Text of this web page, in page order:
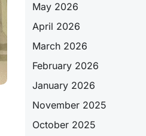
May 2026
April 2026
March 2026
February 2026
January 2026
November 2025
October 2025